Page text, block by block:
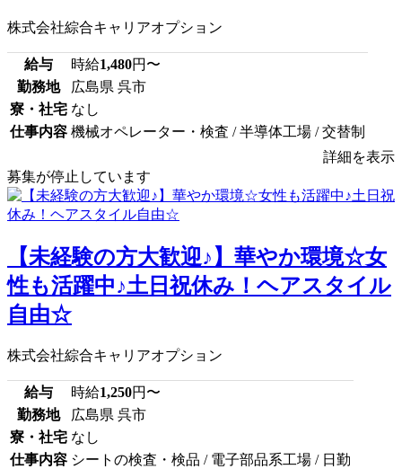
株式会社綜合キャリアオプション
給与 時給1,480円〜
勤務地
広島県 呉市
寮・社宅 なし
仕事内容 機械オペレーター・検査 / 半導体工場 / 交替制
詳細を表示
募集が停止しています
【未経験の方大歓迎♪】華やか環境☆女
性も活躍中♪土日祝休み！ヘアスタイル
自由☆
株式会社綜合キャリアオプション
給与 時給1,250円〜
勤務地
広島県 呉市
寮・社宅 なし
仕事内容 シートの検査・検品 / 電子部品系工場 / 日勤